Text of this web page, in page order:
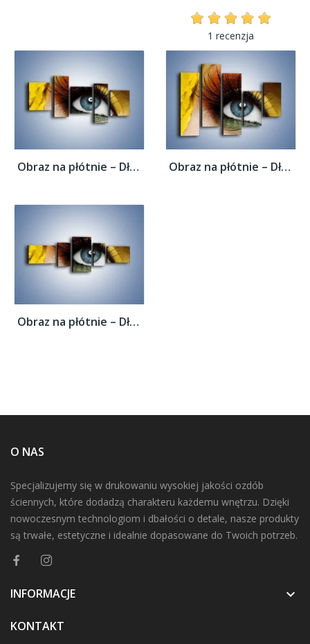
1 recenzja
Obraz na płótnie – Długie kobiece rzęsy –... Obraz na płótnie – Długie kobiece rzęsy –...
Obraz na płótnie – Długie kobiece rzęsy –...
O NAS
Specjalizujemy się w drukowaniu wysokiej jakości ozdób
ściennych, które dodadzą charakteru każdemu wnętrzu. Dzięki
nowoczesnym technologiom i dbałości o detale, nasze produkty
są trwałe, estetyczne i idealnie dopasowane do Twoich potrzeb.
INFORMACJE 
KONTAKT